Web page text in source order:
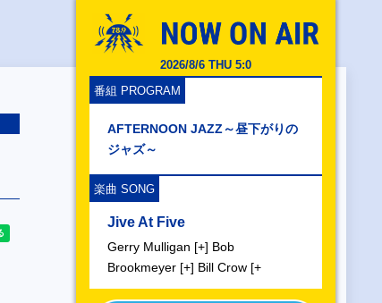
2026/8/6 THU 5:0
番組 PROGRAM
AFTERNOON JAZZ～昼下がりの
ジャズ～
楽曲 SONG
Jive At Five
Gerry Mulligan [+] Bob
Brookmeyer [+] Bill Crow [+